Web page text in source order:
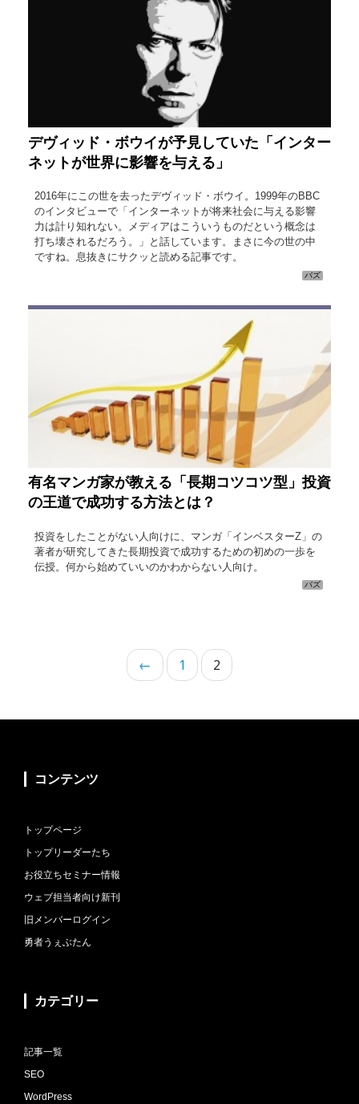
デヴィッド・ボウイが予見していた「インター
ネットが世界に影響を与える」
2016年にこの世を去ったデヴィッド・ボウイ。1999年のBBC
のインタビューで「インターネットが将来社会に与える影響
力は計り知れない。メディアはこういうものだという概念は
打ち壊されるだろう。」と話しています。まさに今の世の中
ですね。息抜きにサクッと読める記事です。
バズ
有名マンガ家が教える「長期コツコツ型」投資
の王道で成功する方法とは？
投資をしたことがない人向けに、マンガ「インベスターZ」の
著者が研究してきた長期投資で成功するための初めの一歩を
伝授。何から始めていいのかわからない人向け。
バズ
← 1 2
コンテンツ
トップページ
トップリーダーたち
お役立ちセミナー情報
ウェブ担当者向け新刊
旧メンバーログイン
勇者うぇぶたん
カテゴリー
記事一覧
SEO
WordPress